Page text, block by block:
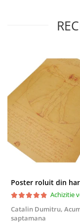
Achizitie
Catalin Dumitru,
saptamana